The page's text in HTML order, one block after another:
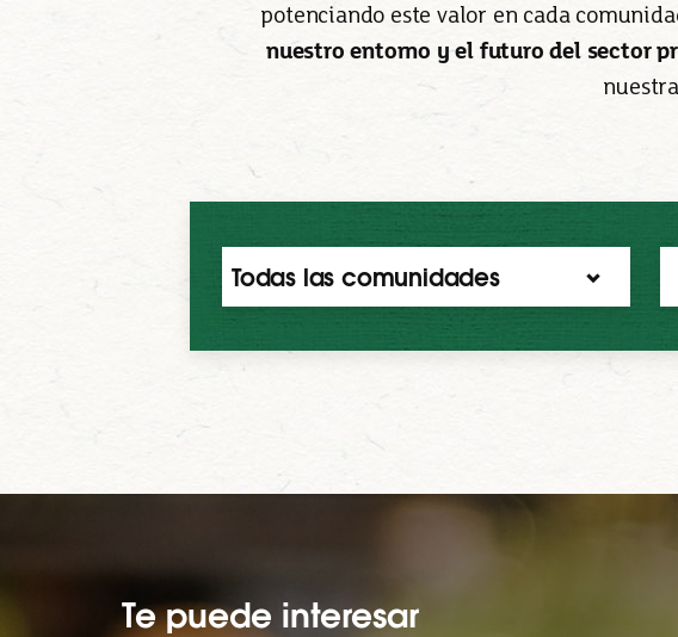
potenciando este valor en cada
nuestro entorno y el futuro del sector
Todas las comunidades
Te puede interesar